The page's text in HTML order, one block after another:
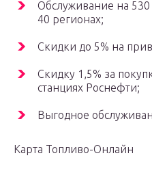
Обслуживание на 530
40 регионах;
Скидки до 5% на
Скидку 1,5% за
станциях Роснефти;
Выгодное
Карта Топливо-Онлайн